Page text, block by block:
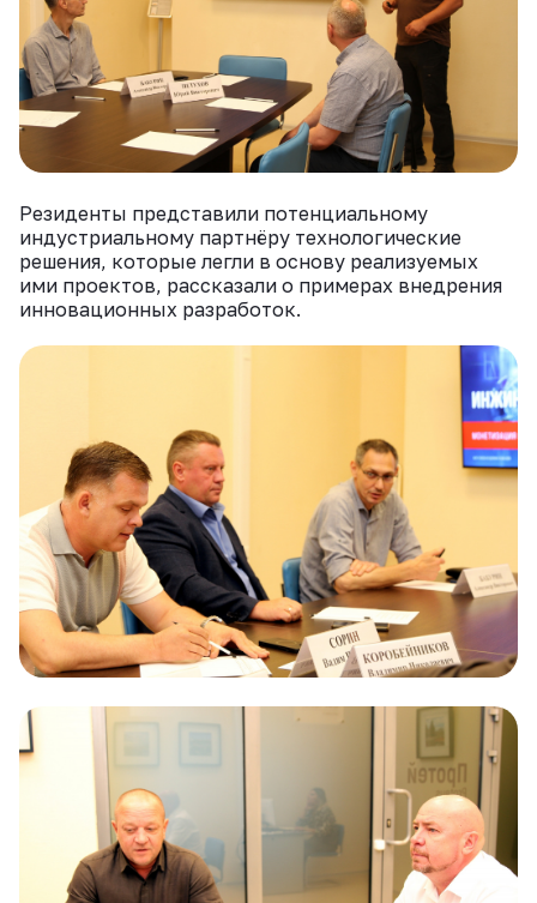
Резиденты представили потенциальному
индустриальному партнёру технологические
решения, которые легли в основу реализуемых
ими проектов, рассказали о примерах внедрения
инновационных разработок.